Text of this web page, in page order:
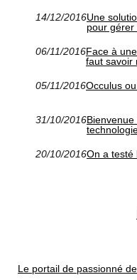
14/12/2016Une
pour gérer
06/11/2016Face à
faut savoir
05/11/2016Occulus
31/10/2016
20/10/2016On a testé
Le portail de passionné